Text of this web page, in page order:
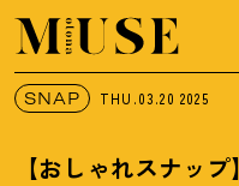
オトナミューズ
SNAP THU.03.20 2025
【おしゃれスナッ